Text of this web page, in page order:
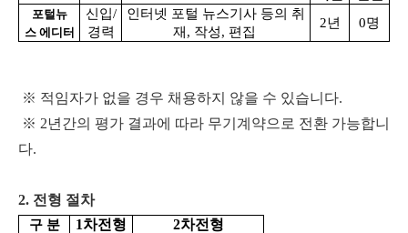
포털뉴
스 에디터
신입/
경력
인터넷 포털 뉴스기사 등의 취
재, 작성, 편집
2년 0명
※ 적임자가 없을 경우 채용하지 않을 수 있습니다.
※ 2년간의 평가 결과에 따라 무기계약으로 전환 가능합니
다.
2. 전형 절차
구 분 1차전형 2차전형